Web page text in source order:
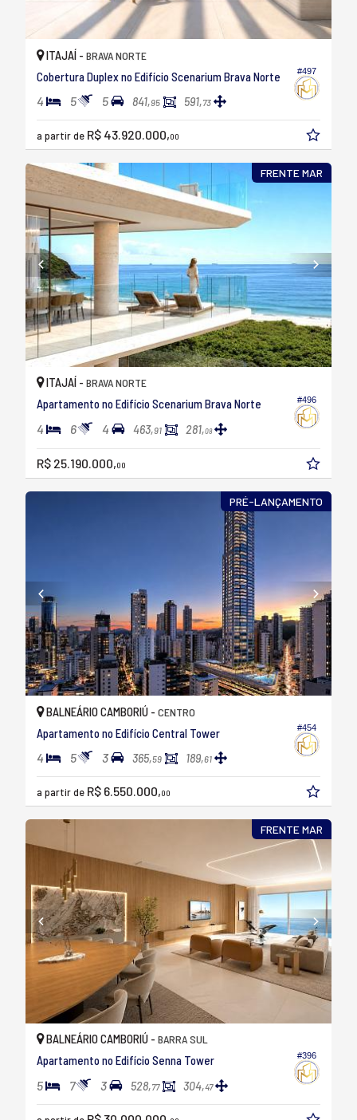
#497
ITAJAÍ - BRAVA NORTE
Cobertura Duplex no Edifício Scenarium Brava Norte
4 5 5 841,95 591,73
a partir de R$ 43.920.000,00
FRENTE MAR
#496
ITAJAÍ - BRAVA NORTE
Apartamento no Edifício Scenarium Brava Norte
4 6 4 463,91 281,08
R$ 25.190.000,00
PRÉ-LANÇAMENTO
#454
BALNEÁRIO CAMBORIÚ - CENTRO
Apartamento no Edifício Central Tower
4 5 3 365,59 189,61
a partir de R$ 6.550.000,00
FRENTE MAR
#396
BALNEÁRIO CAMBORIÚ - BARRA SUL
Apartamento no Edifício Senna Tower
5 7 3 528,77 304,47